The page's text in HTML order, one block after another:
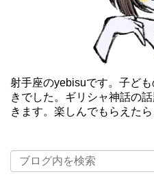
射手座のyebisuです。子ど
きでした。ギリシャ神話の
きます。楽しんでもらえたら